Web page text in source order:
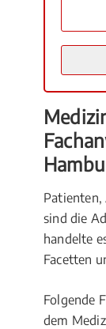
sind die
handelte
Facetten
Folgende
dem